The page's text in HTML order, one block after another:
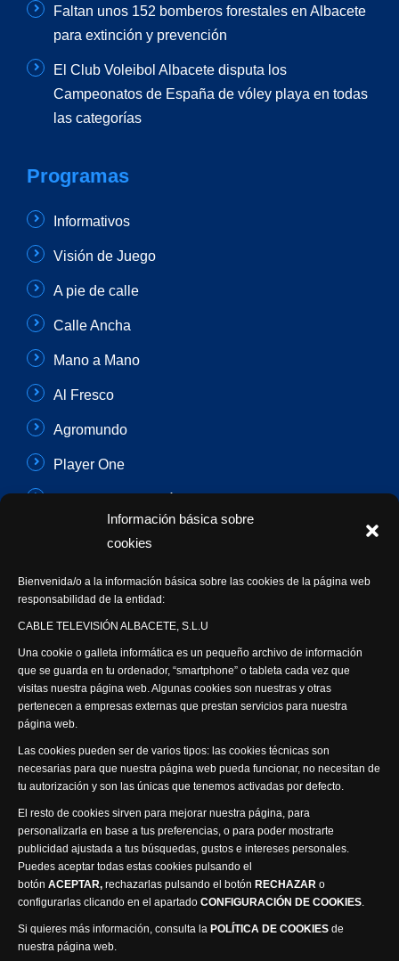
Información básica sobre
cookies
Bienvenida/o a la información básica sobre las cookies de la página web
responsabilidad de la entidad:
CABLE TELEVISIÓN ALBACETE, S.L.U
Una cookie o galleta informática es un pequeño archivo de información
que se guarda en tu ordenador, “smartphone” o tableta cada vez que
visitas nuestra página web. Algunas cookies son nuestras y otras
pertenecen a empresas externas que prestan servicios para nuestra
página web.
Las cookies pueden ser de varios tipos: las cookies técnicas son
necesarias para que nuestra página web pueda funcionar, no necesitan de
tu autorización y son las únicas que tenemos activadas por defecto.
El resto de cookies sirven para mejorar nuestra página, para
personalizarla en base a tus preferencias, o para poder mostrarte
publicidad ajustada a tus búsquedas, gustos e intereses personales.
Puedes aceptar todas estas cookies pulsando el
botón ACEPTAR, rechazarlas pulsando el botón RECHAZAR o
configurarlas clicando en el apartado CONFIGURACIÓN DE COOKIES.
Si quieres más información, consulta la POLÍTICA DE COOKIES de
nuestra página web.
Faltan unos 152 bomberos forestales en Albacete
para extinción y prevención
El Club Voleibol Albacete disputa los
Campeonatos de España de vóley playa en todas
las categorías
Programas
Informativos
Visión de Juego
A pie de calle
Calle Ancha
Mano a Mano
Al Fresco
Agromundo
Player One
Síguenos
Política de privacidad
Política de cookies
Accesibilidad
Compromiso con la protección de datos personales